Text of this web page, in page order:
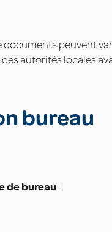
documents peuvent
autorités locales
bureau
de bureau: